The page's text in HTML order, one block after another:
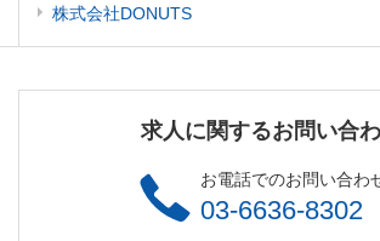
株式会社DONUTS
求人に関するお問い合
お電話でのお問い合わ
03-6636-8302